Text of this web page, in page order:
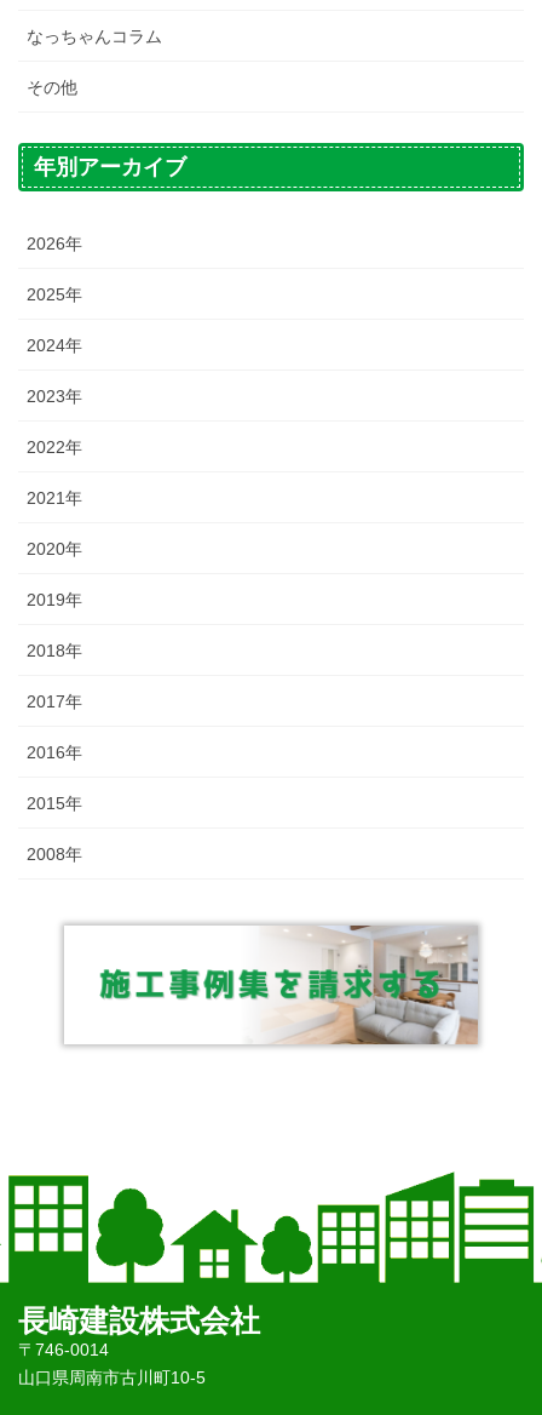
なっちゃんコラム
その他
年別アーカイブ
2026年
2025年
2024年
2023年
2022年
2021年
2020年
2019年
2018年
2017年
2016年
2015年
2008年
長崎建設株式会社
〒746-0014
山口県周南市古川町10-5